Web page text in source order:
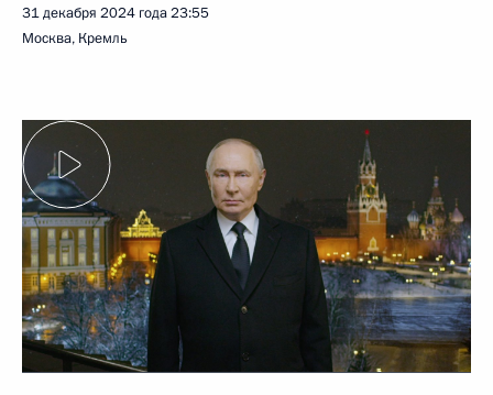
31 декабря 2024 года23:55
Москва, Кремль